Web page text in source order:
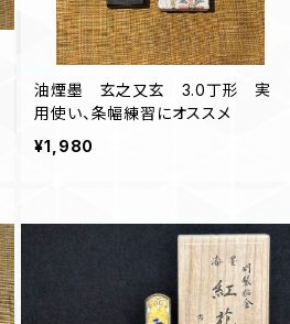
油煙墨 玄之又玄 3.0丁形 実
用使い、条幅練習にオススメ
¥1,980